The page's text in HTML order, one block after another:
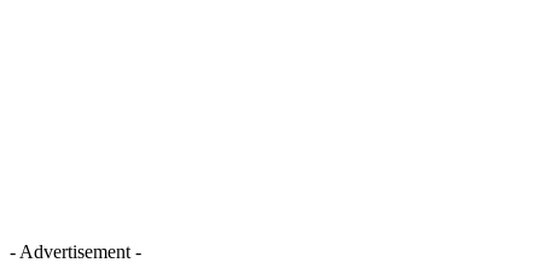
- Advertisement -